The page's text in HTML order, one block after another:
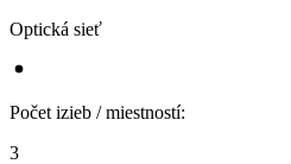
Optická sieť
Počet izieb / miestností:
3